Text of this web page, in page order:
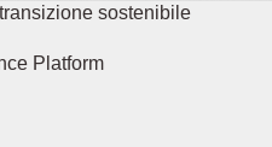
sostenibile
Platform